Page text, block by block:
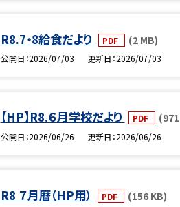
R8.7・8給食だより PDF (2 MB)
公開日 2026/07/03 更新日 2026/07/03
【HP】R8.６月学校だより PDF
公開日 2026/06/26 更新日 2026/06/26
R8 ７月暦（HP用） PDF (156 KB)